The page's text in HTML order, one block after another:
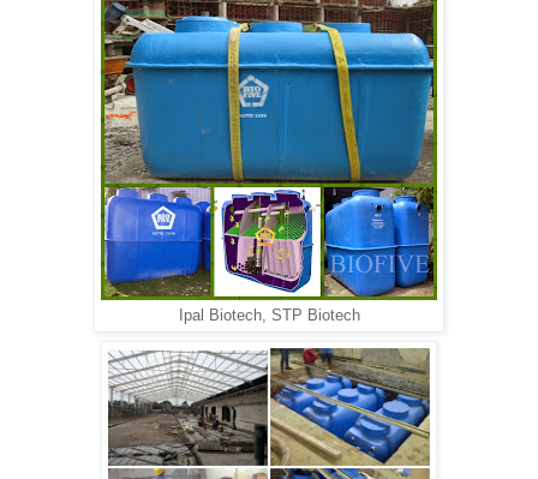
Ipal Biotech, STP Biotech